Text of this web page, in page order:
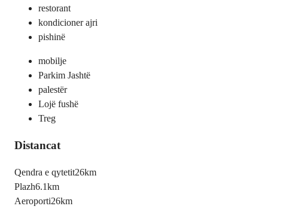
restorant
kondicioner ajri
pishinë
mobilje
Parkim Jashtë
palestër
Lojë fushë
Treg
Distancat
Qendra e qytetit26km
Plazh6.1km
Aeroporti26km